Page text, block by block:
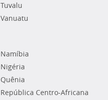
Tuvalu
Vanuatu
Namíbia
Nigéria
Quênia
República Centro-Africana